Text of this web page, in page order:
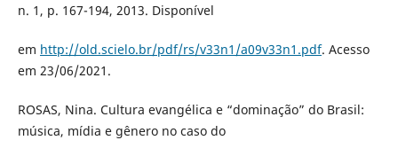
n. 1, p. 167-194, 2013. Disponível
em http://old.scielo.br/pdf/rs/v33n1/a09v33n1.pdf. Acesso
em 23/06/2021.
ROSAS, Nina. Cultura evangélica e “dominação” do Brasil:
música, mídia e gênero no caso do